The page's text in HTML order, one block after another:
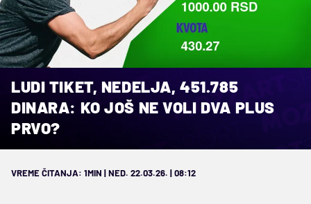
LUDI TIKET, NEDELJA, 451.785
DINARA: KO JOŠ NE VOLI DVA PLUS
PRVO?
VREME ČITANJA: 1MIN | NED. 22.03.26. | 08:12